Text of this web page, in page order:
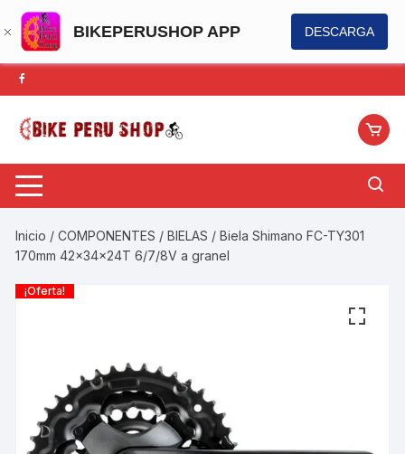
BIKEPERUSHOP APP DESCARGA
Saltar
al
contenido
Inicio /COMPONENTES /BIELAS / Biela Shimano FC-TY301
170mm 42x34x24T 6/7/8V a granel
¡Oferta!